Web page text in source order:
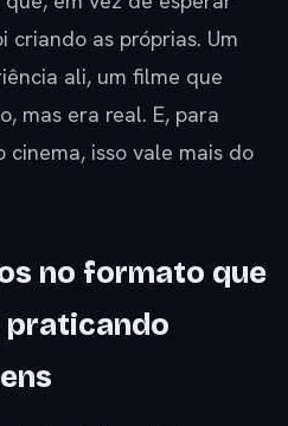
criando as próprias. Um
ali, um filme que
mas era real. E, para
isso vale mais do
no formato que
praticando